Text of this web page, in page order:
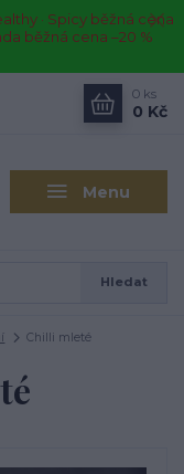
· Spicy běžná cena
běžná cena –20 %
Menu
Hledat
0 ks
0 Kč
Chilli mleté